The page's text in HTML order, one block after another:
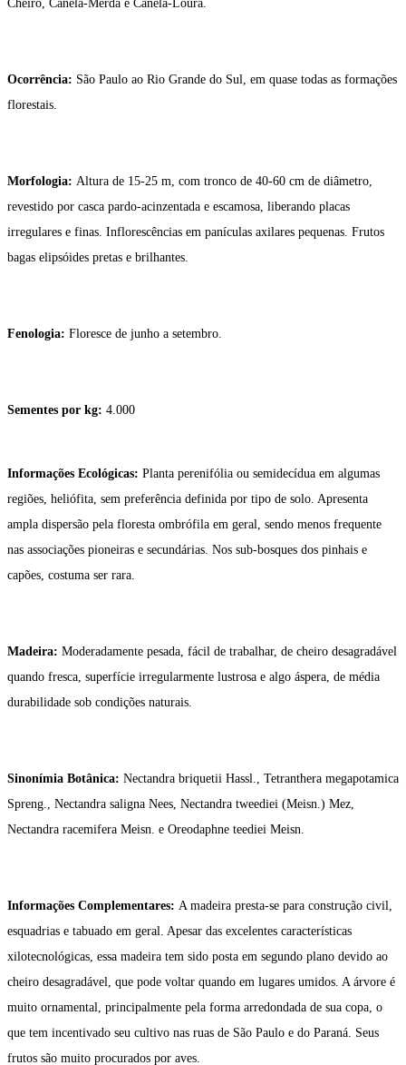
Cheiro, Canela-Merda e Canela-Loura.
Ocorrência: São Paulo ao Rio Grande do Sul, em quase todas as formações
florestais.
Morfologia: Altura de 15-25 m, com tronco de 40-60 cm de diâmetro,
revestido por casca pardo-acinzentada e escamosa, liberando placas
irregulares e finas. Inflorescências em panículas axilares pequenas. Frutos
bagas elipsóides pretas e brilhantes.
Fenologia: Floresce de junho a setembro.
Sementes por kg: 4.000
Informações Ecológicas: Planta perenifólia ou semidecídua em algumas
regiões, heliófita, sem preferência definida por tipo de solo. Apresenta
ampla dispersão pela floresta ombrófila em geral, sendo menos frequente
nas associações pioneiras e secundárias. Nos sub-bosques dos pinhais e
capões, costuma ser rara.
Madeira: Moderadamente pesada, fácil de trabalhar, de cheiro desagradável
quando fresca, superfície irregularmente lustrosa e algo áspera, de média
durabilidade sob condições naturais.
Sinonímia Botânica: Nectandra briquetii Hassl., Tetranthera megapotamica
Spreng., Nectandra saligna Nees, Nectandra tweediei (Meisn.) Mez,
Nectandra racemifera Meisn. e Oreodaphne teediei Meisn.
Informações Complementares: A madeira presta-se para construção civil,
esquadrias e tabuado em geral. Apesar das excelentes características
xilotecnológicas, essa madeira tem sido posta em segundo plano devido ao
cheiro desagradável, que pode voltar quando em lugares umidos. A árvore é
muito ornamental, principalmente pela forma arredondada de sua copa, o
que tem incentivado seu cultivo nas ruas de São Paulo e do Paraná. Seus
frutos são muito procurados por aves.